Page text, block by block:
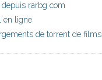
rarbg com
en ligne
de torrent de films